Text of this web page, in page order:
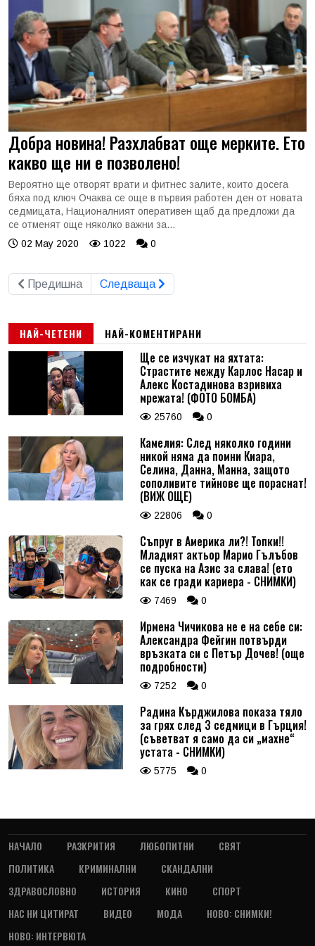
Добра новина! Разхлабват още мерките. Ето
какво ще ни е позволено!
Вероятно ще отворят врати и фитнес залите, които досега
бяха под ключ Очаква се още в първия работен ден от новата
седмицата, Националният оперативен щаб да предложи да
се отменят още няколко важни за...
02 May 2020
1022 0
Предишна Следваща
НАЙ-ЧЕТЕНИ НАЙ-КОМЕНТИРАНИ
Ще се изчукат на яхтата:
Страстите между Карлос Насар и
Алекс Костадинова взривиха
мрежата! (ФОТО БОМБА)
25760 0
Камелия: След няколко години
никой няма да помни Киара,
Селина, Данна, Манна, защото
сополивите тийнове ще пораснат!
(ВИЖ ОЩЕ)
22806 0
Съпруг в Америка ли?! Топки!!
Младият актьор Марио Гълъбов
се пуска на Азис за слава! (ето
как се гради кариера - СНИМКИ)
7469 0
Ирмена Чичикова не е на себе си:
Александра Фейгин потвърди
връзката си с Петър Дочев! (още
подробности)
7252 0
Радина Кърджилова показа тяло
за грях след 3 седмици в Гърция!
(съветват я само да си „махне“
устата - СНИМКИ)
5775 0
НАЧАЛО РАЗКРИТИЯ ЛЮБОПИТНИ
СВЯТ
ПОЛИТИКА
КРИМИНАЛНИ
СКАНДАЛНИ
ЗДРАВОСЛОВНО
ИСТОРИЯ КИНО
СПОРТ
НАС НИ ЦИТИРАТ
ВИДЕО МОДА
НОВО: СНИМКИ!
НОВО: ИНТЕРВЮТА